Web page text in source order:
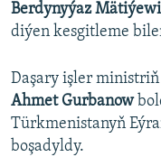
Berdynyýaz Mätiýewi
diýen kesgitleme
Daşary işler
Ahmet Gurbanow
Türkmenistanyň
boşadyldy.